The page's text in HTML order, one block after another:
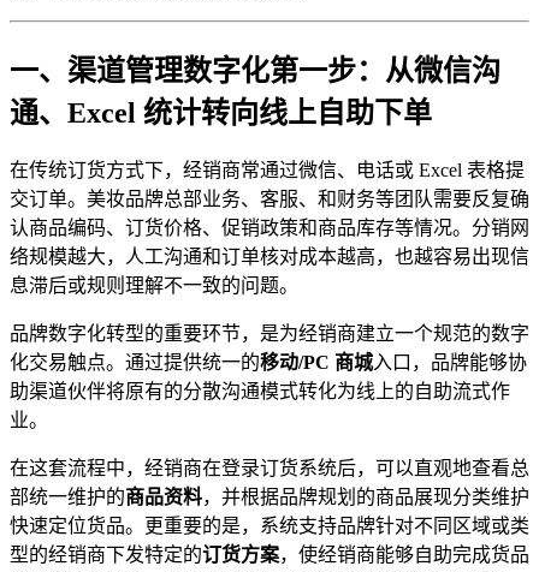
一、渠道管理数字化第一步：从微信沟
通、Excel 统计转向线上自助下单
在传统订货方式下，经销商常通过微信、电话或 Excel 表格提
交订单。美妆品牌总部业务、客服、和财务等团队需要反复确
认商品编码、订货价格、促销政策和商品库存等情况。分销网
络规模越大，人工沟通和订单核对成本越高，也越容易出现信
息滞后或规则理解不一致的问题。
品牌数字化转型的重要环节，是为经销商建立一个规范的数字
化交易触点。通过提供统一的移动/PC 商城入口，品牌能够协
助渠道伙伴将原有的分散沟通模式转化为线上的自助流式作
业。
在这套流程中，经销商在登录订货系统后，可以直观地查看总
部统一维护的商品资料，并根据品牌规划的商品展现分类维护
快速定位货品。更重要的是，系统支持品牌针对不同区域或类
型的经销商下发特定的订货方案，使经销商能够自助完成货品